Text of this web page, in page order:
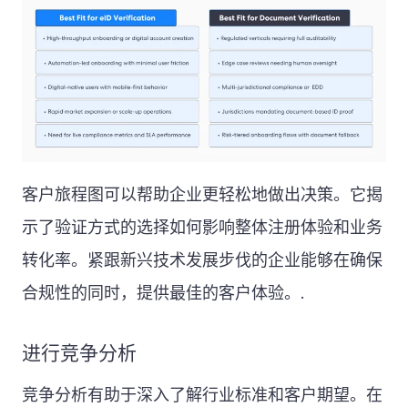
客户旅程图可以帮助企业更轻松地做出决策。它揭
示了验证方式的选择如何影响整体注册体验和业务
转化率。紧跟新兴技术发展步伐的企业能够在确保
合规性的同时，提供最佳的客户体验。.
进行竞争分析
竞争分析有助于深入了解行业标准和客户期望。在